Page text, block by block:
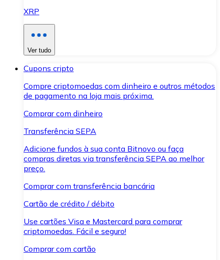
XRP
Ver tudo
Cupons cripto
Compre criptomoedas com dinheiro e outros métodos
de pagamento na loja mais próxima.
Comprar com dinheiro
Transferência SEPA
Adicione fundos à sua conta Bitnovo ou faça
compras diretas via transferência SEPA ao melhor
preço.
Comprar com transferência bancária
Cartão de crédito / débito
Use cartões Visa e Mastercard para comprar
criptomoedas. Fácil e seguro!
Comprar com cartão